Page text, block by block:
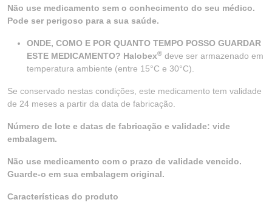
Não use medicamento sem o conhecimento do seu médico.
Pode ser perigoso para a sua saúde.
ONDE, COMO E POR QUANTO TEMPO POSSO GUARDAR
ESTE MEDICAMENTO? Halobex® deve ser armazenado em
temperatura ambiente (entre 15°C e 30°C).
Se conservado nestas condições, este medicamento tem validade
de 24 meses a partir da data de fabricação.
Número de lote e datas de fabricação e validade: vide
embalagem.
Não use medicamento com o prazo de validade vencido.
Guarde-o em sua embalagem original.
Características do produto